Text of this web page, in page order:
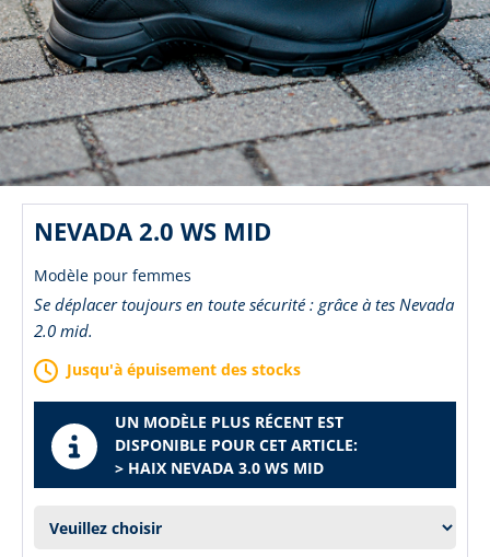
NEVADA 2.0 WS MID
Modèle pour femmes
Se déplacer toujours en toute sécurité : grâce à tes Nevada
2.0 mid.
Jusqu'à épuisement des stocks
UN MODÈLE PLUS RÉCENT EST
DISPONIBLE POUR CET ARTICLE:
> HAIX NEVADA 3.0 WS MID